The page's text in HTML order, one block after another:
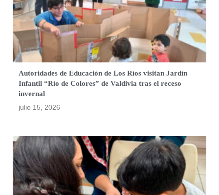
Autoridades de Educación de Los Ríos visitan Jardín
Infantil “Río de Colores” de Valdivia tras el receso
invernal
julio 15, 2026